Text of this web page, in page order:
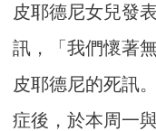
皮耶德尼女兒發
訊，「我們懷著
皮耶德尼的死訊
症後，於本周一